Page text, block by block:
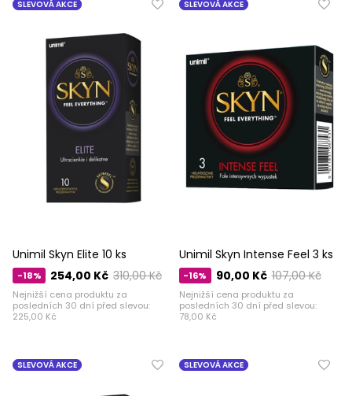
SLEVOVÁ AKCE
Unimil Skyn ​​​​Elite 10 ks
-18% 310,00 Kč
254,00 Kč
Nejnižší cena produktu za
posledních 30 dní před slevou:
225,00 Kč
SLEVOVÁ AKCE
Unimil Skyn ​​​​Intense Feel 3 ks
-16% 107,00 Kč
90,00 Kč
Nejnižší cena produktu za
posledních 30 dní před slevou:
78,00 Kč
SLEVOVÁ AKCE SLEVOVÁ AKCE